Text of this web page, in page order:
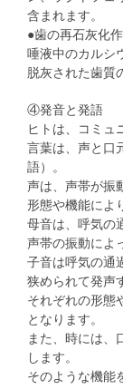
含まれます。
●歯の再石灰化
唾液中のカルシ
脱灰された歯質
④発音と発語
ヒトは、コミュ
言葉は、声と口
語）。
声は、声帯が振
形態や機能によ
母音は、呼気の
声帯の振動によ
子音は呼気の通
狭められて発声
それぞれの形態
となります。
また、時には、
します。
そのような機能